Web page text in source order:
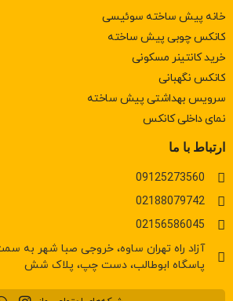
خانه پیش ساخته سوئیسی
کانکس چوبی پیش ساخته
خرید کانتینر مسکونی
كانكس نگهبانی
سرويس بهداشتی پيش ساخته
نمای داخلی کانکس
ارتباط با ما
09125273560
02188079742
02156586045
آزاد راه تهران ساوه، خروجی صبا شهر به
پاسگاه ابوطالب، دست چپ، پلاک شش